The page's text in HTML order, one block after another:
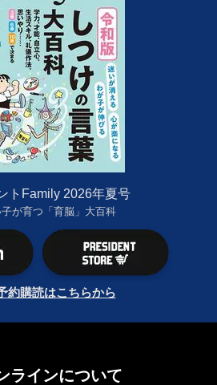
トFamily 2026年夏号
が育つ「育脳」大百科
約購読はこちらから
ラインについて